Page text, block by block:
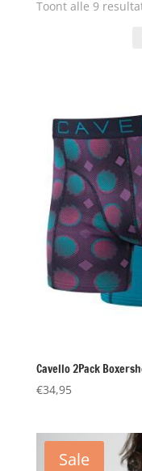
Toont alle 9
Cavello 2Pack
€34,95
Sale